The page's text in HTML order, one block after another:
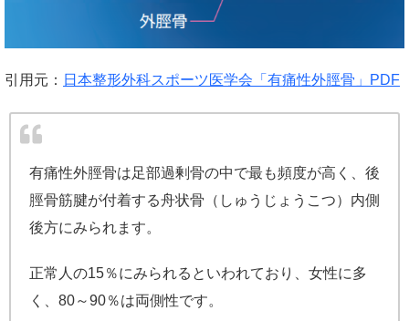
引用元： 日本整形外科スポーツ医学会「有痛性外脛骨」PDF
有痛性外脛骨は足部過剰骨の中で最も頻度が高く、後
脛骨筋腱が付着する舟状骨（しゅうじょうこつ）内側
後方にみられます。
正常人の15％にみられるといわれており、女性に多
く、80～90％は両側性です。